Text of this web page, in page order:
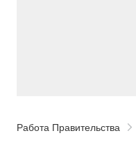
Работа Правительства